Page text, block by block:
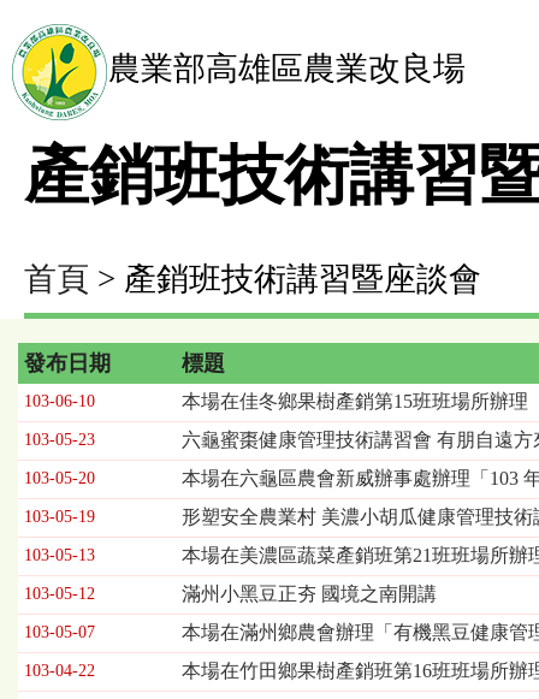
農業部高雄區農業改良場
產銷班技術講習
首頁 > 產銷班技術講習暨座談會
產
銷
班
技
術
講
習
暨
座
談
列
發布日期 標題
103-06-10 本場在佳冬鄉果樹產銷第15班班場所辦理
103-05-23 六龜蜜棗健康管理技術講習會 有朋自遠方
103-05-20 本場在六龜區農會新威辦事處辦理「103
103-05-19 形塑安全農業村 美濃小胡瓜健康管理技術
103-05-13 本場在美濃區蔬菜產銷班第21班班場所
103-05-12 滿州小黑豆正夯 國境之南開講
103-05-07 本場在滿州鄉農會辦理「有機黑豆健康管
103-04-22 本場在竹田鄉果樹產銷班第16班班場所辦